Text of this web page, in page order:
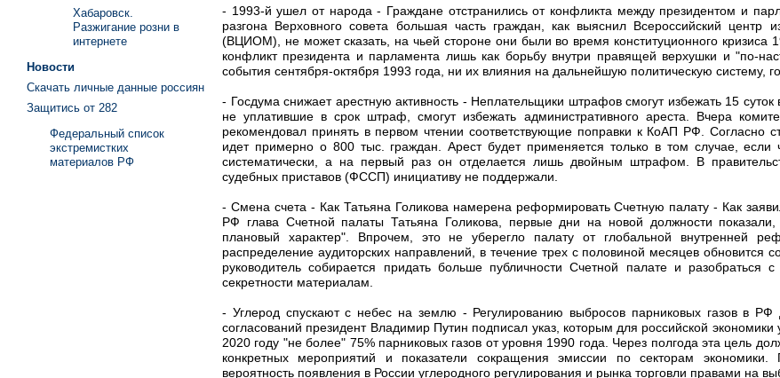
- 1993-й ушел от народа - Граждане отстранились от конфликта между президентом и
разгона Верховного совета большая часть граждан, как выяснил Всероссийский центр
(ВЦИОМ), не может сказать, на чьей стороне они были во время конституционного кризиса
конфликт президента и парламента лишь как борьбу внутри правящей верхушки и "по-
события сентября-октября 1993 года, ни их влияния на дальнейшую политическую систему,
- Госдума снижает арестную активность - Неплательщики штрафов смогут избежать 15 суток
не уплатившие в срок штраф, смогут избежать административного ареста. Вчера
рекомендовал принять в первом чтении соответствующие поправки к КоАП РФ. Согласно
идет примерно о 800 тыс. граждан. Арест будет применяется только в том случае,
систематически, а на первый раз он отделается лишь двойным штрафом. В
судебных приставов (ФССП) инициативу не поддержали.
- Смена счета - Как Татьяна Голикова намерена реформировать Счетную палату - Как
РФ глава Счетной палаты Татьяна Голикова, первые дни на новой должности
плановый характер". Впрочем, это не уберегло палату от глобальной внутренней
распределение аудиторских направлений, в течение трех с половиной месяцев обновится
руководитель собирается придать больше публичности Счетной палате и разобраться
секретности материалам.
- Углерод спускают с небес на землю - Регулированию выбросов парниковых газов в
согласований президент Владимир Путин подписал указ, которым для российской экономики
2020 году "не более" 75% парниковых газов от уровня 1990 года. Через полгода эта цель
конкретных мероприятий и показатели сокращения эмиссии по секторам экономики.
вероятность появления в России углеродного регулирования и рынка торговли правами на
Хабаровск.
Разжигание розни в
интернете
Новости
Скачать личные данные россиян
Защитись от 282
Федеральный список
экстремистких
материалов РФ